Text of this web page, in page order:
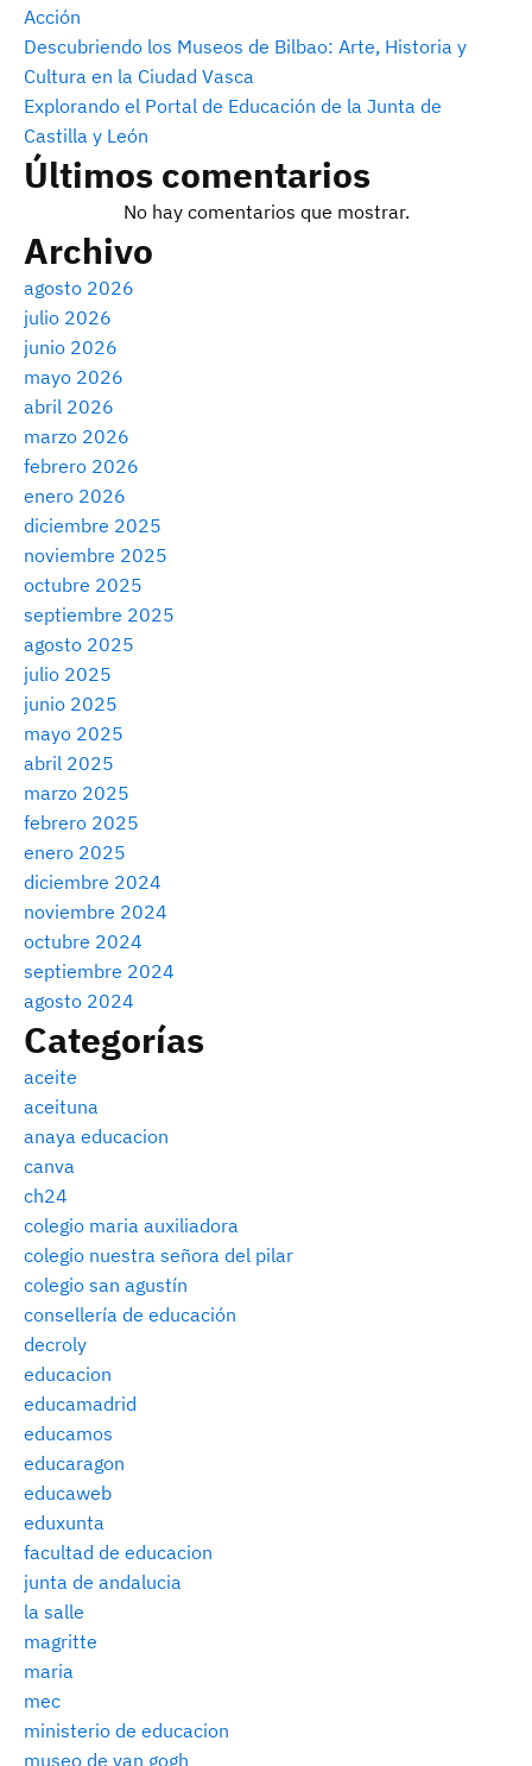
Acción
Descubriendo los Museos de Bilbao: Arte, Historia y
Cultura en la Ciudad Vasca
Explorando el Portal de Educación de la Junta de
Castilla y León
Últimos comentarios
No hay comentarios que mostrar.
Archivo
agosto 2026
julio 2026
junio 2026
mayo 2026
abril 2026
marzo 2026
febrero 2026
enero 2026
diciembre 2025
noviembre 2025
octubre 2025
septiembre 2025
agosto 2025
julio 2025
junio 2025
mayo 2025
abril 2025
marzo 2025
febrero 2025
enero 2025
diciembre 2024
noviembre 2024
octubre 2024
septiembre 2024
agosto 2024
Categorías
aceite
aceituna
anaya educacion
canva
ch24
colegio maria auxiliadora
colegio nuestra señora del pilar
colegio san agustín
consellería de educación
decroly
educacion
educamadrid
educamos
educaragon
educaweb
eduxunta
facultad de educacion
junta de andalucia
la salle
magritte
maria
mec
ministerio de educacion
museo de van gogh